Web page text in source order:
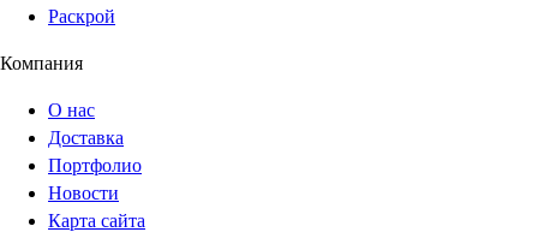
Раскрой
Компания
О нас
Доставка
Портфолио
Новости
Карта сайта